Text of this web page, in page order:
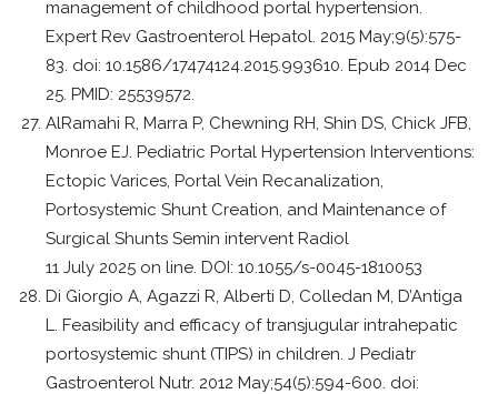
management of childhood portal hypertension.
Expert Rev Gastroenterol Hepatol. 2015 May;9(5):575-
83. doi: 10.1586/17474124.2015.993610. Epub 2014 Dec
25. PMID: 25539572.
AlRamahi R, Marra P, Chewning RH, Shin DS, Chick JFB,
Monroe EJ. Pediatric Portal Hypertension Interventions:
Ectopic Varices, Portal Vein Recanalization,
Portosystemic Shunt Creation, and Maintenance of
Surgical Shunts Semin intervent Radiol
11 July 2025 on line. DOI: 10.1055/s-0045-1810053
Di Giorgio A, Agazzi R, Alberti D, Colledan M, D’Antiga
L. Feasibility and efficacy of transjugular intrahepatic
portosystemic shunt (TIPS) in children. J Pediatr
Gastroenterol Nutr. 2012 May;54(5):594-600. doi: